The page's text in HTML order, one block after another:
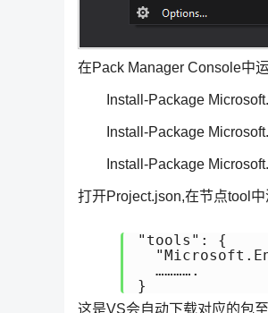
在Pack Manager Console中
Install-Package
Install-Package
Install-Package
打开Project.json,在节点tool中
"tools": {
  ………….
}
这是VS会自动下载对应的包